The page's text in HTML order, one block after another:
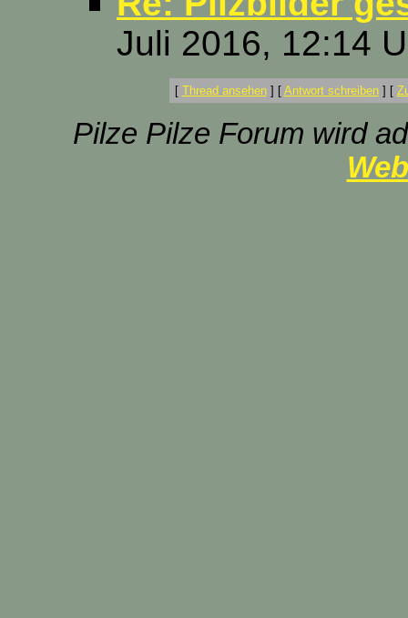
Juli 2016, 12:14
[ Thread ansehen] [ Antwort schreiben] [
Pilze Pilze Forum wird